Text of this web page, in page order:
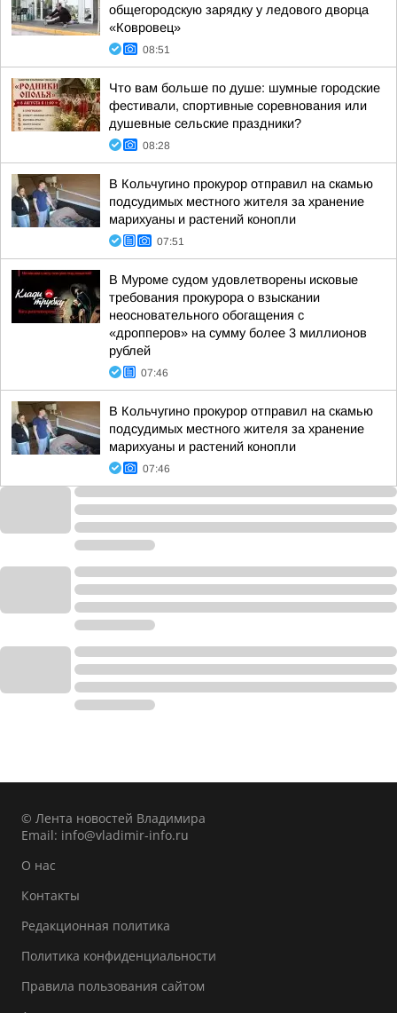
общегородскую зарядку у ледового дворца
«Ковровец»
08:51
Что вам больше по душе: шумные городские
фестивали, спортивные соревнования или
душевные сельские праздники?
08:28
В Кольчугино прокурор отправил на скамью
подсудимых местного жителя за хранение
марихуаны и растений конопли
07:51
В Муроме судом удовлетворены исковые
требования прокурора о взыскании
неосновательного обогащения с
«дропперов» на сумму более 3 миллионов
рублей
07:46
В Кольчугино прокурор отправил на скамью
подсудимых местного жителя за хранение
марихуаны и растений конопли
07:46
© Лента новостей Владимира
Email: info@vladimir-info.ru
О нас
Контакты
Редакционная политика
Политика конфиденциальности
Правила пользования сайтом